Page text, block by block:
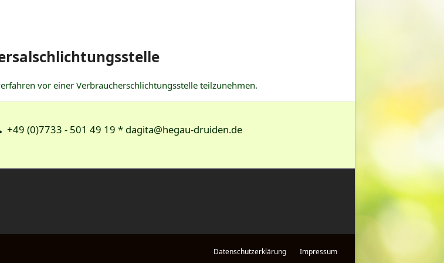
vor einer Verbraucherschlichtungsstelle teilzunehmen.
+49 (0)7733 - 501 49 19 * dagita@hegau-druiden.de
Datenschutzerklärung Impressum